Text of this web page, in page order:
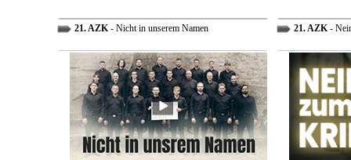
21. AZK- Nicht in unserem Namen 21. AZK-